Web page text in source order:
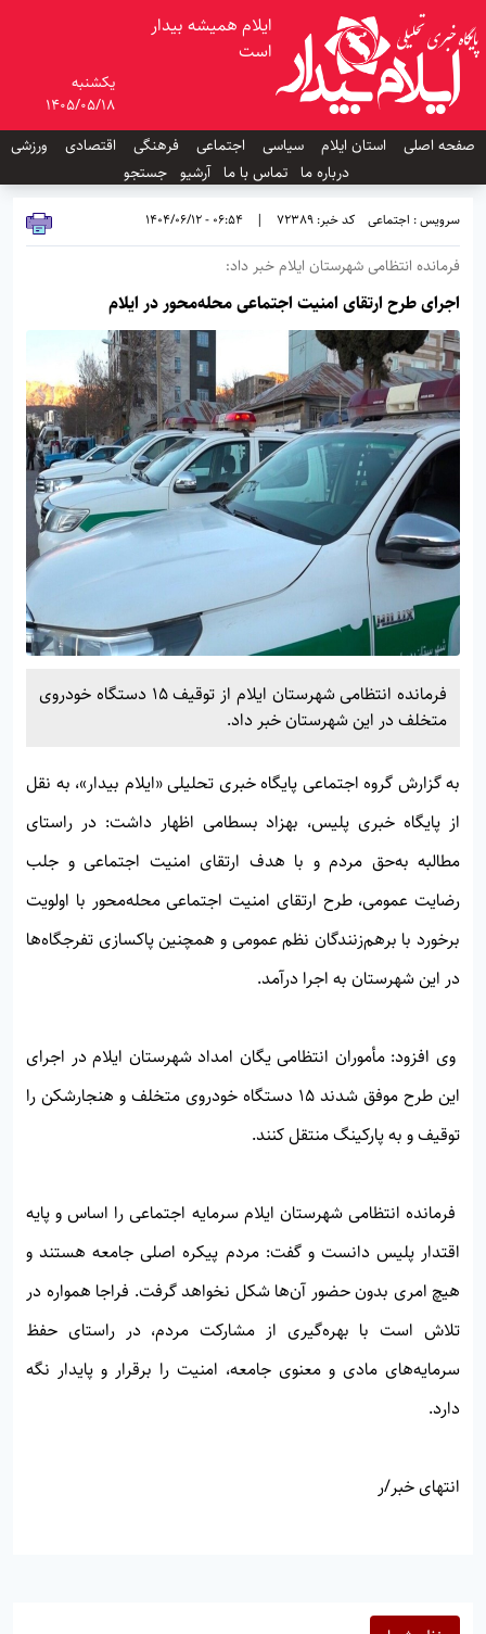
ایلام همیشه بیدار
است
یکشنبه
1405/05/18
صفحه اصلی
استان ایلام سیاسی اجتماعی فرهنگی اقتصادی
ورزشی
درباره ما تماس با ما آرشیو جستجو
سرویس : اجتماعی کد خبر: 72389 |
06:54 - 1404/06/12
فرمانده انتظامی شهرستان ایلام خبر داد:
اجرای طرح ارتقای امنیت اجتماعی محله‌محور در ایلام
فرمانده انتظامی شهرستان ایلام از توقیف ۱۵ دستگاه خودروی
متخلف در این شهرستان خبر داد.
به گزارش گروه اجتماعی پایگاه خبری تحلیلی «ایلام بیدار»، به نقل
از پایگاه خبری پلیس، بهزاد بسطامی اظهار داشت: در راستای
مطالبه به‌حق مردم و با هدف ارتقای امنیت اجتماعی و جلب
رضایت عمومی، طرح ارتقای امنیت اجتماعی محله‌محور با اولویت
برخورد با برهم‌زنندگان نظم عمومی و همچنین پاکسازی تفرجگاه‌ها
در این شهرستان به اجرا درآمد.
وی افزود: مأموران انتظامی یگان امداد شهرستان ایلام در اجرای
این طرح موفق شدند ۱۵ دستگاه خودروی متخلف و هنجارشکن را
توقیف و به پارکینگ منتقل کنند.
فرمانده انتظامی شهرستان ایلام سرمایه اجتماعی را اساس و پایه
اقتدار پلیس دانست و گفت: مردم پیکره اصلی جامعه هستند و
هیچ امری بدون حضور آن‌ها شکل نخواهد گرفت. فراجا همواره در
تلاش است با بهره‌گیری از مشارکت مردم، در راستای حفظ
سرمایه‌های مادی و معنوی جامعه، امنیت را برقرار و پایدار نگه
دارد.
انتهای خبر/ر